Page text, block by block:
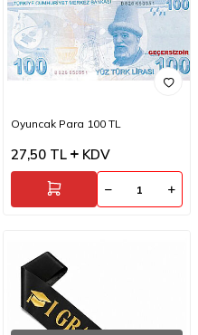
Oyuncak Para 100 TL
27,50 TL KDV